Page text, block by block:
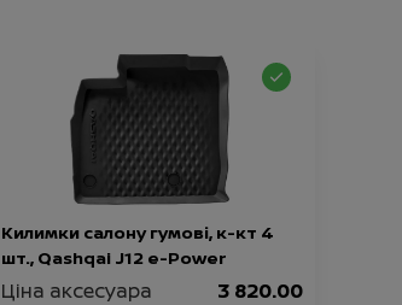
Килимки салону гумові, к-кт 4
шт., Qashqai J12 e-Power
Ціна аксесуара 3 820.00